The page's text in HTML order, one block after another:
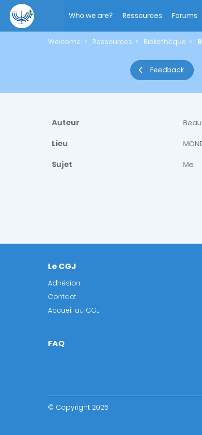
main
content
navigation
Who we are? Ressources Forums
Welcome Ressources Bibliothèque
Feedback
Auteur
Lieu
Sujet Me
Footer
Le CGJ
Adhésion
Contact
Accueil au CGJ
FAQ
© Copyright 2026